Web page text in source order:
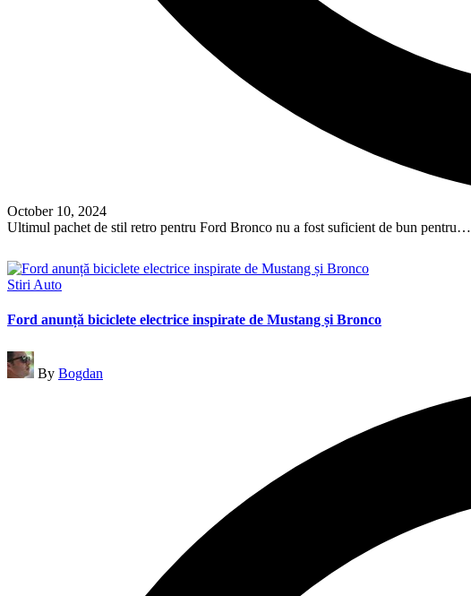
October 10, 2024
Ultimul pachet de stil retro pentru Ford Bronco nu a fost suficient de bun pentru…
Posted
Stiri Auto
Ford anunță biciclete electrice inspirate de Mustang și Bronco
Posted
by
By Bogdan